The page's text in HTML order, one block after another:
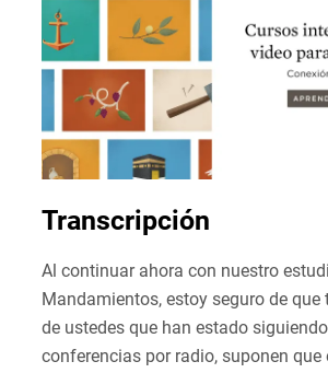
Transcripción
Al continuar ahora con nuestro
Mandamientos, estoy seguro de
de ustedes que han estado
conferencias por radio, suponen que